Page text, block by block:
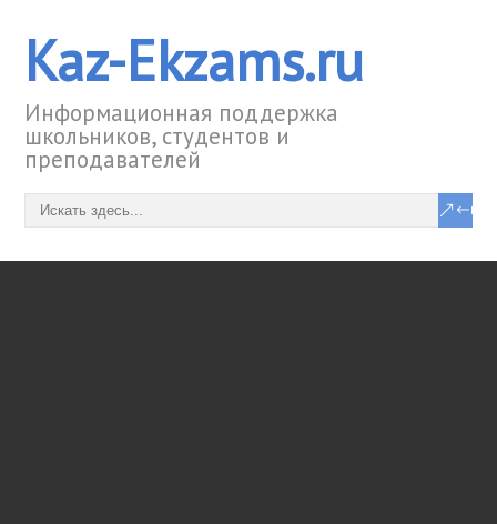
Kaz-Ekzams.ru
Информационная поддержка
школьников, студентов и
преподавателей